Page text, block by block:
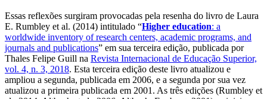
Essas reflexões surgiram provocadas pela resenha do livro de Laura
E. Rumbley et al. (2014) intitulado “Higher education: a
worldwide inventory of research centers, academic programs, and
journals and publications” em sua terceira edição, publicada por
Thales Felipe Guill na Revista Internacional de Educação Superior,
vol. 4, n. 3, 2018. Esta terceira edição deste livro atualizou e
ampliou a segunda, publicada em 2006, e a segunda por sua vez
atualizou a primeira publicada em 2001. As três edições (Rumbley et